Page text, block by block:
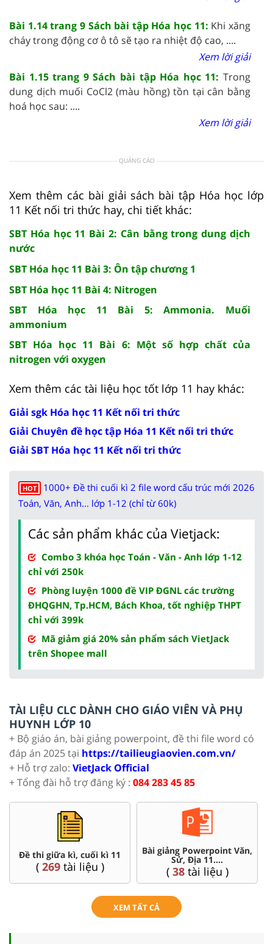
Bài 1.14 trang 9 Sách bài tập Hóa học 11: Khi xăng
cháy trong động cơ ô tô sẽ tạo ra nhiệt độ cao, ....
Xem lời giải
Bài 1.15 trang 9 Sách bài tập Hóa học 11: Trong
dung dịch muối CoCl2 (màu hồng) tồn tại cân bằng
hoá học sau: ....
Xem lời giải
QUẢNG CÁO
Xem thêm các bài giải sách bài tập Hóa học lớp
11 Kết nối tri thức hay, chi tiết khác:
SBT Hóa học 11 Bài 2: Cân bằng trong dung dịch
nước
SBT Hóa học 11 Bài 3: Ôn tập chương 1
SBT Hóa học 11 Bài 4: Nitrogen
SBT Hóa học 11 Bài 5: Ammonia. Muối
ammonium
SBT Hóa học 11 Bài 6: Một số hợp chất của
nitrogen với oxygen
Xem thêm các tài liệu học tốt lớp 11 hay khác:
Giải sgk Hóa học 11 Kết nối tri thức
Giải Chuyên đề học tập Hóa 11 Kết nối tri thức
Giải SBT Hóa học 11 Kết nối tri thức
HOT
1000+ Đề thi cuối kì 2 file word cấu trúc mới 2026
Toán, Văn, Anh... lớp 1-12 (chỉ từ 60k)
Các sản phẩm khác của Vietjack:
Combo 3 khóa học Toán - Văn - Anh lớp 1-12
chỉ với 250k
Phòng luyện 1000 đề VIP ĐGNL các trường
ĐHQGHN, Tp.HCM, Bách Khoa, tốt nghiệp THPT
chỉ với 399k
Mã giảm giá 20% sản phẩm sách VietJack
trên Shopee mall
TÀI LIỆU CLC DÀNH CHO GIÁO VIÊN VÀ PHỤ
HUYNH LỚP 10
+ Bộ giáo án, bài giảng powerpoint, đề thi file word có
đáp án 2025 tại https://tailieugiaovien.com.vn/
+ Hỗ trợ zalo: VietJack Official
+ Tổng đài hỗ trợ đăng ký : 084 283 45 85
Đề thi giữa kì, cuối kì 11
( 269tài liệu )
Bài giảng Powerpoint Văn,
Sử, Địa 11....
( 38tài liệu )
XEM TẤT CẢ